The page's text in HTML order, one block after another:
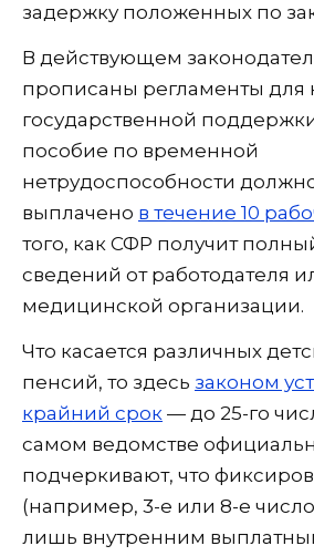
задержку положенных по
В действующем
прописаны регламенты для
государственной
пособие по временной
нетрудоспособности
выплачено в течение 10
того, как СФР получит
сведений от работодателя
медицинской организации.
Что касается различных
пенсий, то здесь законом
крайний срок — до 25-го
самом ведомстве
подчеркивают, что
(например, 3-е или 8-е
лишь внутренним